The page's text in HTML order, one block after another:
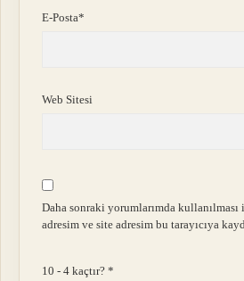
E-Posta*
Web Sitesi
Daha sonraki yorumlarımda kullanılması
adresim ve site adresim bu tarayıcıya
10 - 4 kaçtır?*